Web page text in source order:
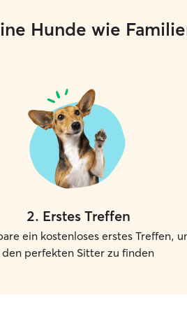
Hunde wie
2. Erstes Treffen
ein kostenloses erstes Treffen,
den perfekten Sitter zu finden